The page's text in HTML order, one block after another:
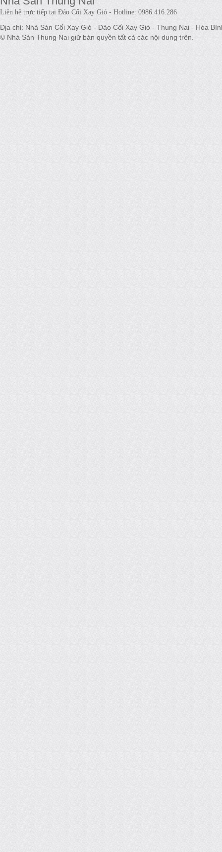
Liên hệ trực tiếp tại Đảo Cối Xay Gió - Hotline: 0986.416.286
Địa chỉ: Nhà Sàn Cối Xay Gió - Đảo Cối Xay Gió - Thung Nai - Hòa
© Nhà Sàn Thung Nai giữ bản quyền tất cả các nội dung trên.